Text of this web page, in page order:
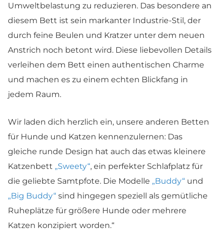
Umweltbelastung zu reduzieren. Das besondere an
diesem Bett ist sein markanter Industrie-Stil, der
durch feine Beulen und Kratzer unter dem neuen
Anstrich noch betont wird. Diese liebevollen Details
verleihen dem Bett einen authentischen Charme
und machen es zu einem echten Blickfang in
jedem Raum.
Wir laden dich herzlich ein, unsere anderen Betten
für Hunde und Katzen kennenzulernen: Das
gleiche runde Design hat auch das etwas kleinere
Katzenbett „Sweety“, ein perfekter Schlafplatz für
die geliebte Samtpfote. Die Modelle „Buddy“ und
„Big Buddy“ sind hingegen speziell als gemütliche
Ruheplätze für größere Hunde oder mehrere
Katzen konzipiert worden.“